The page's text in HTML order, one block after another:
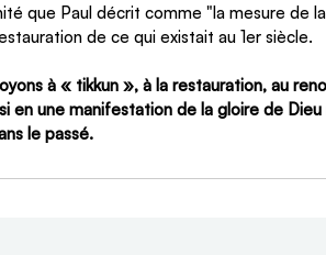
que Paul décrit comme "la mesure de
de ce qui existait au 1er siècle.
à « tikkun », à la restauration, au
en une manifestation de la gloire de
le passé.